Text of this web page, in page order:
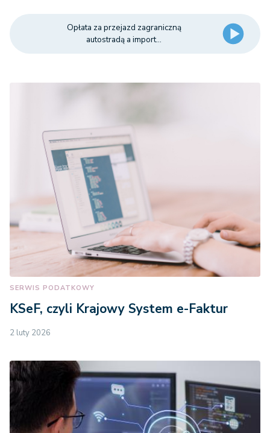
Opłata za przejazd zagraniczną
autostradą a import...
SERWIS PODATKOWY
KSeF, czyli Krajowy System e-Faktur
2 luty 2026